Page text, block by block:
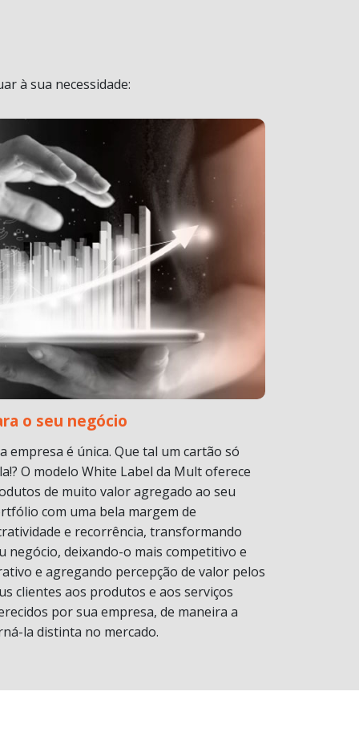
à sua necessidade:
o seu negócio
empresa é única. Que tal um cartão só
O modelo White Label da Mult oferece
de muito valor agregado ao seu
com uma bela margem de
e recorrência, transformando
negócio, deixando-o mais competitivo e
e agregando percepção de valor pelos
clientes aos produtos e aos serviços
por sua empresa, de maneira a
la distinta no mercado.